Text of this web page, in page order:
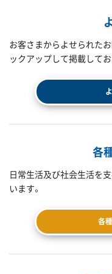
お客さまからよせられた
ックアップして掲載してお
各
日常生活及び社会生活を
います。
各